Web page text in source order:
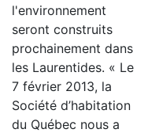
l'environnement
seront construits
prochainement dans
les Laurentides. « Le
7 février 2013, la
Société d’habitation
du Québec nous a